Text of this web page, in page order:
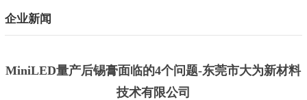
企业新闻
MiniLED量产后锡膏面临的4个问题-东莞市大为新材料
技术有限公司